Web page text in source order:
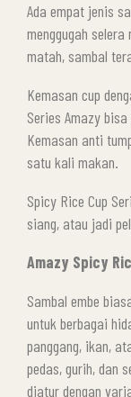
Ada empat jenis
menggugah
matah, sambal
Kemasan cup
Series Amazy
Kemasan anti
satu kali makan.
Spicy Rice Cup
siang, atau jadi
Amazy Spicy
Sambal embe
untuk berbagai
panggang, ikan,
pedas, gurih, dan
diatur dengan